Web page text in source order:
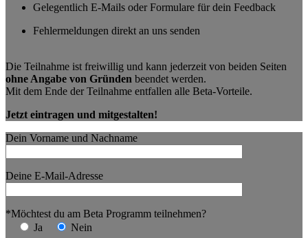
Gelegentlich E-Mails oder Formulare für dein Feedback
Fehlermeldungen direkt an uns senden
Die Teilnahme ist freiwillig und kann jederzeit von beiden Seiten
ohne Angabe von Gründen beendet werden.
Mit dem Ende der Teilnahme entfallen alle Beta-Vorteile.
Jetzt eintragen und mitgestalten!
Dein Vorname und Nachname
Deine E-Mail-Adresse
*Möchtest du am Beta Programm teilnehmen?
Ja
Nein